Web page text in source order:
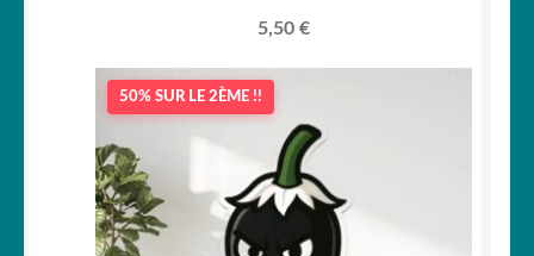
5,50 €
50% SUR LE 2ÈME !!